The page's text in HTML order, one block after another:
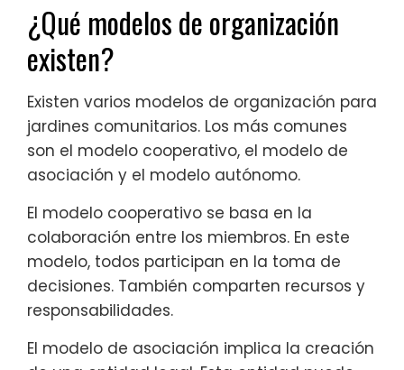
¿Qué modelos de organización
existen?
Existen varios modelos de organización para
jardines comunitarios. Los más comunes
son el modelo cooperativo, el modelo de
asociación y el modelo autónomo.
El modelo cooperativo se basa en la
colaboración entre los miembros. En este
modelo, todos participan en la toma de
decisiones. También comparten recursos y
responsabilidades.
El modelo de asociación implica la creación